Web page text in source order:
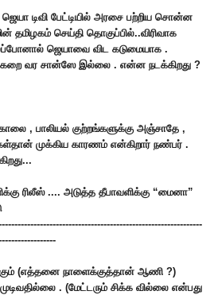
டிவி பேட்டியில் அரசை பற்றிய சொன்ன
தமிழகம் செய்தி தொகுப்பில்..விரிவாக
ஜெயாவை விட கடுமையாக .
வர சான்ஸே இல்லை . என்ன நடக்கிறது ?
, பாலியல் குற்றங்களுக்கு அஞ்சாதே ,
முக்கிய காரணம் என்கிறார் நண்பர் .
ரிலீஸ் .... அடுத்த தீபாவளிக்கு “மைனா”
(எத்தனை நாளைக்குத்தான் ஆணி ?)
. (மேட்டரும் சிக்க வில்லை என்பது